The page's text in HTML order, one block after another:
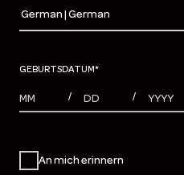
countryDropdown
German | German
GEBURTSDATUM*
MONTHS
/ DAYS / YEAR
An mich erinnern